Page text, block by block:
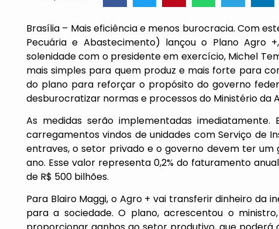
Brasília – Mais eficiência e menos burocracia. Com
Pecuária e Abastecimento) lançou o Plano Agro
solenidade com o presidente em exercício, Michel
mais simples para quem produz e mais forte para
do plano para reforçar o propósito do governo
desburocratizar normas e processos do Ministério da
As medidas serão implementadas
carregamentos vindos de unidades com Serviço de
entraves, o setor privado e o governo devem ter um
ano. Esse valor representa 0,2% do faturamento
de R$ 500 bilhões.
Para Blairo Maggi, o Agro + vai transferir dinheiro da
para a sociedade. O plano, acrescentou o